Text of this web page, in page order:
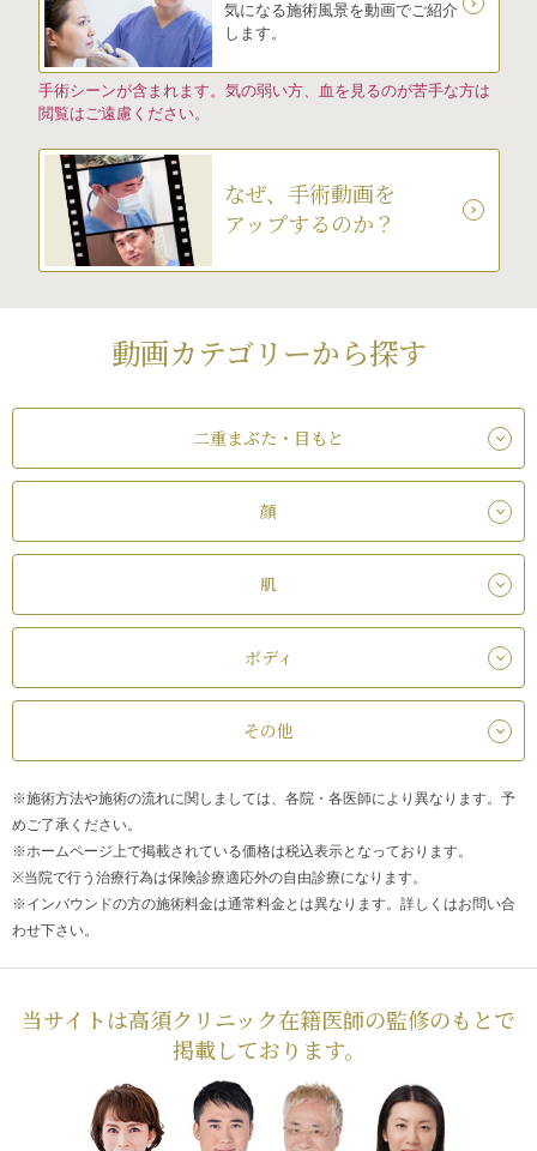
気になる施術風景を動画でご紹介
します。
手術シーンが含まれます。気の弱い方、血を見るのが苦手な方は
閲覧はご遠慮ください。
なぜ、手術動画を
アップするのか？
動画カテゴリーから探す
二重まぶた・目もと
顔
肌
ボディ
その他
※施術方法や施術の流れに関しましては、各院・各医師により異なります。予
めご了承ください。
※ホームページ上で掲載されている価格は税込表示となっております。
※当院で行う治療行為は保険診療適応外の自由診療になります。
※インバウンドの方の施術料金は通常料金とは異なります。詳しくはお問い合
わせ下さい。
当サイトは高須クリニック在籍医師の監修のもとで
掲載しております。